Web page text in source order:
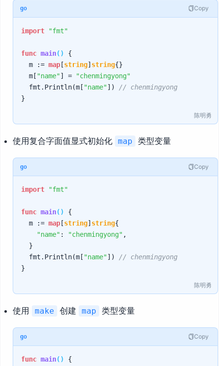
go Copy
import "fmt"
func main()
{
	m :=
map[string] string{}
	m[
"name"] =
"chenmingyong"
	fmt.Println(m[
"name"])
// chenmingyong
陈明勇
使用复合字面值显式初始化 map 类型变量
go Copy
import "fmt"
func main()
{
	m :=
map[string] string{
"name" : "chenmingyong" ,
	fmt.Println(m[
"name"])
// chenmingyong
陈明勇
使用 make 创建 map 类型变量
go Copy
func main() {